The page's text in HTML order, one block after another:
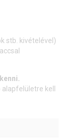
stb. kivételével)
kell